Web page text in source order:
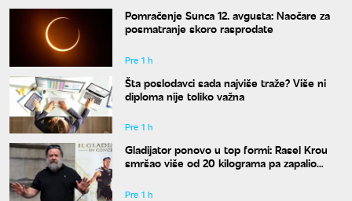
Pomračenje Sunca 12. avgusta: Naočare za
posmatranje skoro rasprodate
Pre 1 h
Šta poslodavci sada najviše traže? Više ni
diploma nije toliko važna
Pre 1 h
Gladijator ponovo u top formi: Rasel Krou
smršao više od 20 kilograma pa zapalio
Pre 1 h